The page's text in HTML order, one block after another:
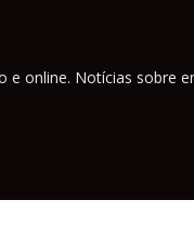
e online. Notícias